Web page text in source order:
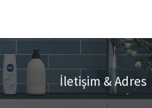
İletişim & Adres